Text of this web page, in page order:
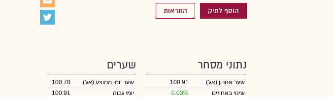
הוסף לתיק התראות
נתוני מסחר
שער אחרון (אג')
100.91
שינוי באחוזים
0.03%
שערים
שער יומי ממוצע (אג')
100.70
יומי גבוה
100.91